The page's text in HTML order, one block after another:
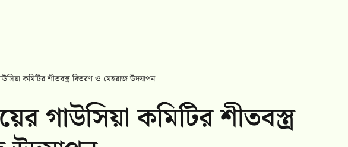
কমিটির শীতবস্ত্র বিতরণ ও মেহরাজ উদযাপন
গাউসিয়া কমিটির শীতবস্ত্র